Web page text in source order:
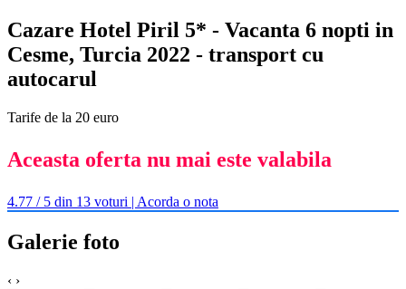
Cazare Hotel Piril 5* - Vacanta 6 nopti in
Cesme, Turcia 2022 - transport cu
autocarul
Tarife de la 20 euro
Aceasta oferta nu mai este valabila
4.77 / 5 din 13 voturi | Acorda o nota
Galerie foto
‹ ›